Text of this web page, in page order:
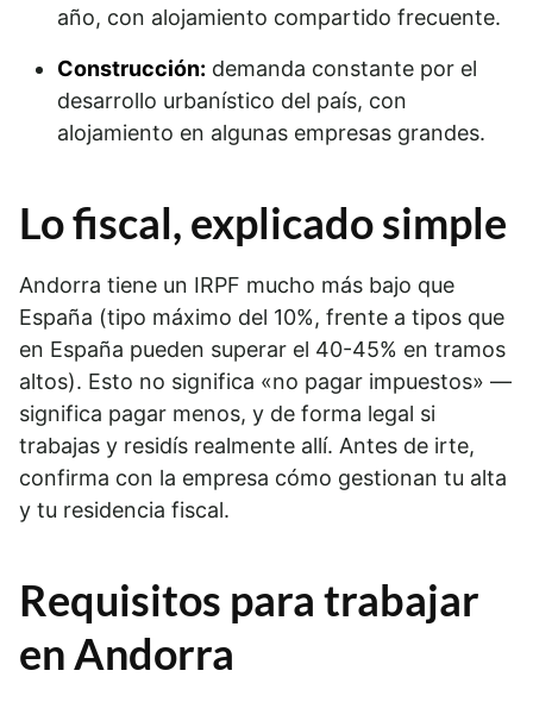
año, con alojamiento compartido frecuente.
Construcción: demanda constante por el
desarrollo urbanístico del país, con
alojamiento en algunas empresas grandes.
Lo fiscal, explicado simple
Andorra tiene un IRPF mucho más bajo que
España (tipo máximo del 10%, frente a tipos que
en España pueden superar el 40-45% en tramos
altos). Esto no significa «no pagar impuestos» —
significa pagar menos, y de forma legal si
trabajas y residís realmente allí. Antes de irte,
confirma con la empresa cómo gestionan tu alta
y tu residencia fiscal.
Requisitos para trabajar
en Andorra